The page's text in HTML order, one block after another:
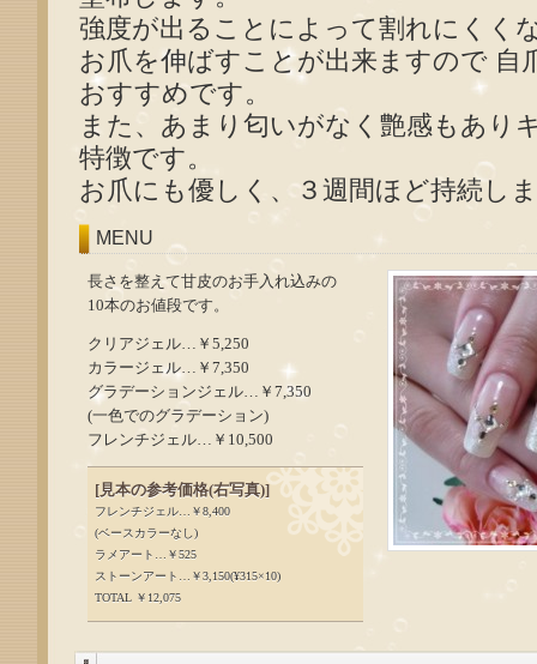
強度が出ることによって割れにくく
お爪を伸ばすことが出来ますので 自
おすすめです。
また、あまり匂いがなく艶感もあり
特徴です。
お爪にも優しく、３週間ほど持続し
MENU
長さを整えて甘皮のお手入れ込みの
10本のお値段です。
クリアジェル…￥5,250
カラージェル…￥7,350
グラデーションジェル…￥7,350
(一色でのグラデーション)
フレンチジェル…￥10,500
[見本の参考価格(右写真)]
フレンチジェル…￥8,400
(ベースカラーなし)
ラメアート…￥525
ストーンアート…￥3,150(¥315×10)
TOTAL ￥12,075